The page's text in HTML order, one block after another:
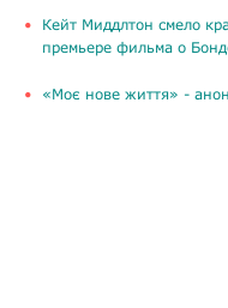
Кейт Миддлтон смело
премьере фильма о
«Моє нове життя» -